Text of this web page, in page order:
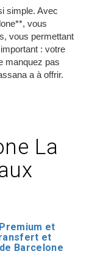
simple. Avec
vous
vous permettant
: votre
manquez pas
a à offrir.
La
et
et
Barcelone